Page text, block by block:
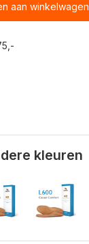
aan winkelwagen
kleuren